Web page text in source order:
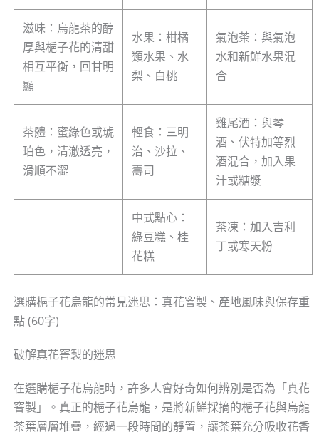
滋味：烏龍茶的醇
厚與梔子花的清甜
相互平衡，回甘明
顯
水果：柑橘
類水果、水
梨、白桃
氣泡茶：與氣泡
水和新鮮水果混
合
茶體：蜜綠色或琥
珀色，清澈透亮，
滑順不澀
輕食：三明
治、沙拉、
壽司
雞尾酒：與琴
酒、伏特加等烈
酒混合，加入果
汁或糖漿
中式點心：
綠豆糕、桂
花糕
茶凍：加入吉利
丁或寒天粉
選購梔子花烏龍的常見迷思：真花窨製、產地風味與保存重
點 (60字)
破解真花窨製的迷思
在選購梔子花烏龍時，許多人會好奇如何辨別是否為「真花
窨製」。真正的梔子花烏龍，是將新鮮採摘的梔子花與烏龍
茶葉層層堆疊，經過一段時間的靜置，讓茶葉充分吸收花香